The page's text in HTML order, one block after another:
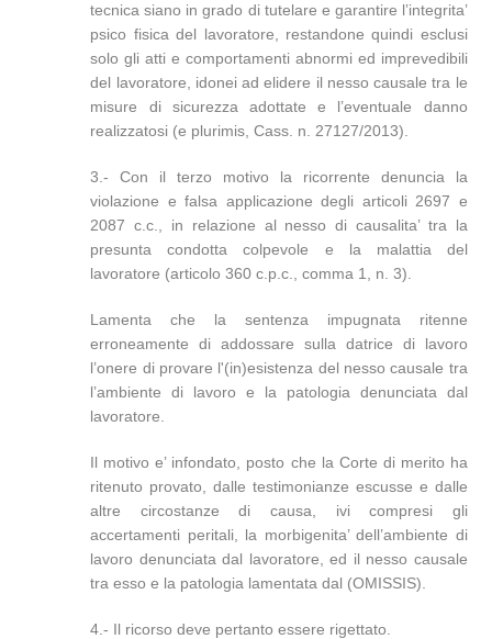
tecnica siano in grado di tutelare e garantire l’integrita’
psico fisica del lavoratore, restandone quindi esclusi
solo gli atti e comportamenti abnormi ed imprevedibili
del lavoratore, idonei ad elidere il nesso causale tra le
misure di sicurezza adottate e l’eventuale danno
realizzatosi (e plurimis, Cass. n. 27127/2013).
3.- Con il terzo motivo la ricorrente denuncia la
violazione e falsa applicazione degli articoli 2697 e
2087 c.c., in relazione al nesso di causalita’ tra la
presunta condotta colpevole e la malattia del
lavoratore (articolo 360 c.p.c., comma 1, n. 3).
Lamenta che la sentenza impugnata ritenne
erroneamente di addossare sulla datrice di lavoro
l’onere di provare l'(in)esistenza del nesso causale tra
l’ambiente di lavoro e la patologia denunciata dal
lavoratore.
Il motivo e’ infondato, posto che la Corte di merito ha
ritenuto provato, dalle testimonianze escusse e dalle
altre circostanze di causa, ivi compresi gli
accertamenti peritali, la morbigenita’ dell’ambiente di
lavoro denunciata dal lavoratore, ed il nesso causale
tra esso e la patologia lamentata dal (OMISSIS).
4.- Il ricorso deve pertanto essere rigettato.